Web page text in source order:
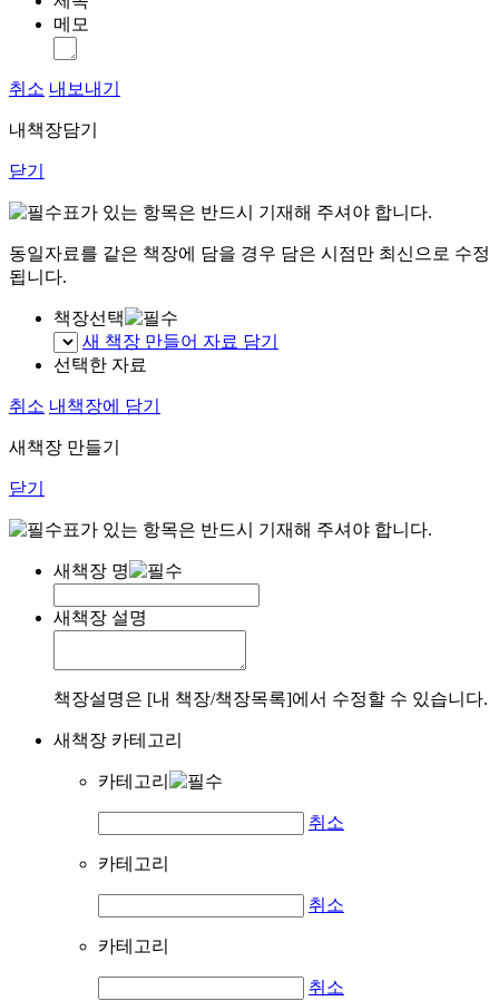
메모
취소 내보내기
내책장담기
닫기
표가 있는 항목은 반드시 기재해 주셔야 합니다.
동일자료를 같은 책장에 담을 경우 담은 시점만 최신으로 수정
됩니다.
책장선택
새 책장 만들어 자료 담기
선택한 자료
취소 내책장에 담기
새책장 만들기
닫기
표가 있는 항목은 반드시 기재해 주셔야 합니다.
새책장 명
새책장 설명
책장설명은 [내 책장/책장목록]에서 수정할 수 있습니다.
새책장 카테고리
카테고리
취소
카테고리
취소
카테고리
취소